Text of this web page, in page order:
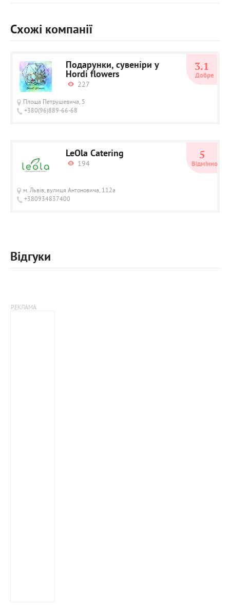
Схожі компанії
Подарунки, сувеніри у
Hordi flowers
227
Площа Петрушевича, 5
+380(96)889-66-68
3.1
Добре
LeOla Catering
194
м. Львів, вулиця Антоновича, 112а
+380934837400
5
Відмінно
Відгуки